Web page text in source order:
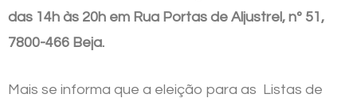
das 14h às 20h em Rua Portas de Aljustrel, nº 51,
7800-466 Beja.
Mais se informa que a eleição para as Listas de